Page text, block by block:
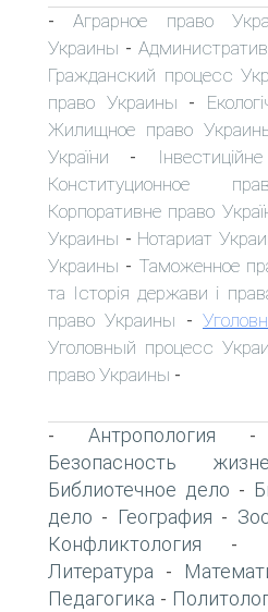
-Аграрное право
Украины -
Гражданский процесс
право Украины -
Жилищное право
України -
Конституционное
Корпоративне право
Украины - Нотариат
Украины - Таможенное
та Історія держави і
право Украины -
Уголовный процесс
право Украины -
- Антропология
Безопасность
Библиотечное дело -
дело - География -
Конфликтология -
Литература -
Педагогика -